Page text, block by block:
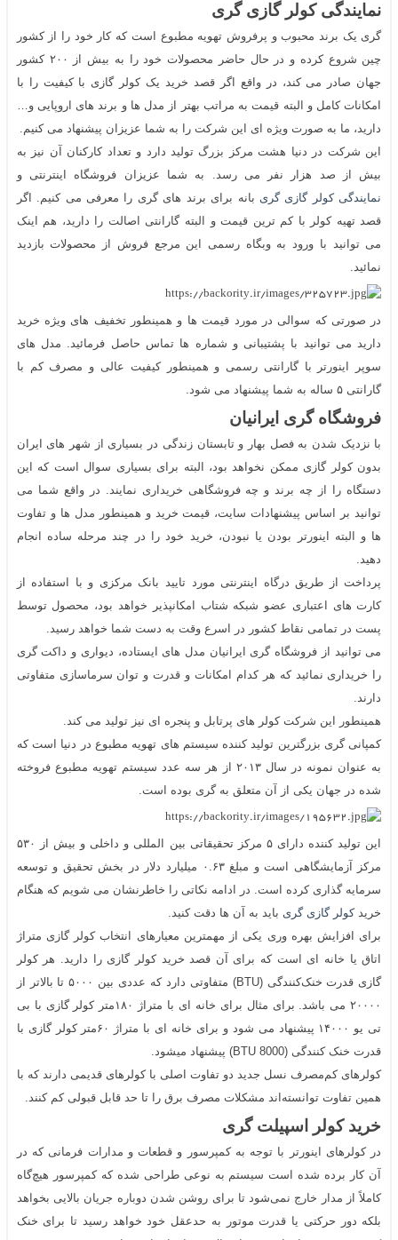
نمایندگی کولر گازی گری
گری یک برند محبوب و پرفروش تهویه مطبوع است که کار خود را از کشور
چین شروع کرده و در حال حاضر محصولات خود را به بیش از ۲۰۰ کشور
جهان صادر می کند، در واقع اگر قصد خرید یک کولر گازی با کیفیت را با
امکانات کامل و البته قیمت به مراتب بهتر از مدل ها و برند های اروپایی و…
دارید، ما به صورت ویژه ای این شرکت را به شما عزیزان پیشنهاد می کنیم.
این شرکت در دنیا هشت مرکز بزرگ تولید دارد و تعداد کارکنان آن نیز به
بیش از صد هزار نفر می رسد. به شما عزیزان فروشگاه اینترنتی و
نمایندگی کولر گازی گریبانه برای برند های گری را معرفی می کنیم. اگر
قصد تهیه کولر با کم ترین قیمت و البته گارانتی اصالت را دارید، هم اینک
می توانید با ورود به وبگاه رسمی این مرجع فروش از محصولات بازدید
نمائید.
در صورتی که سوالی در مورد قیمت ها و همینطور تخفیف های ویژه خرید
دارید می توانید با پشتیبانی و شماره ها تماس حاصل فرمائید. مدل های
سوپر اینورتر با گارانتی رسمی و همینطور کیفیت عالی و مصرف کم با
گارانتی ۵ ساله به شما پیشنهاد می شود.
فروشگاه گری ایرانیان
با نزدیک شدن به فصل بهار و تابستان زندگی در بسیاری از شهر های ایران
بدون کولر گازی ممکن نخواهد بود، البته برای بسیاری سوال است که این
دستگاه را از چه برند و چه فروشگاهی خریداری نمایند. در واقع شما می
توانید بر اساس پیشنهادات سایت، قیمت خرید و همینطور مدل ها و تفاوت
ها و البته اینورتر بودن یا نبودن، خرید خود را در چند مرحله ساده انجام
دهید.
پرداخت از طریق درگاه اینترنتی مورد تایید بانک مرکزی و با استفاده از
کارت های اعتباری عضو شبکه شتاب امکانپذیر خواهد بود، محصول توسط
پست در تمامی نقاط کشور در اسرع وقت به دست شما خواهد رسید.
می توانید از فروشگاه گری ایرانیان مدل های ایستاده، دیواری و داکت گری
را خریداری نمائید که هر کدام امکانات و قدرت و توان سرماسازی متفاوتی
دارند.
همینطور این شرکت کولر های پرتابل و پنجره ای نیز تولید می کند.
کمپانی گری بزرگترین تولید کننده سیستم های تهویه مطبوع در دنیا است که
به عنوان نمونه در سال ۲۰۱۳ از هر سه عدد سیستم تهویه مطبوع فروخته
شده در جهان یکی از آن متعلق به گری بوده است.
این تولید کننده دارای ۵ مرکز تحقیقاتی بین المللی و داخلی و بیش از ۵۳۰
مرکز آزمایشگاهی است و مبلغ ۰.۶۳ میلیارد دلار در بخش تحقیق و توسعه
سرمایه گذاری کرده است. در ادامه نکاتی را خاطرنشان می شویم که هنگام
خریدکولر گازی گریباید به آن ها دقت کنید.
برای افزایش بهره وری یکی از مهمترین معیارهای انتخاب کولر گازی متراژ
اتاق یا خانه ای است که برای آن قصد خرید کولر گازی را دارید. هر کولر
گازی قدرت خنک‌کنندگی (BTU) متفاوتی دارد که عددی بین ۵۰۰۰ تا بالاتر از
۲۰۰۰۰ می باشد. برای مثال برای خانه ای با متراژ ۱۸۰متر کولر گازی با بی
تی یو ۱۴۰۰۰ پیشنهاد می شود و برای خانه ای با متراژ ۶۰متر کولر گازی با
قدرت خنک کنندگی (BTU 8000) پیشنهاد میشود.
کولرهای کم‌مصرف نسل جدید دو تفاوت اصلی با کولرهای قدیمی دارند که با
همین تفاوت توانسته‌اند مشکلات مصرف برق را تا حد قابل قبولی کم کنند.
خرید کولر اسپیلت گری
در کولرهای اینورتر با توجه به کمپرسور و قطعات و مدارات فرمانی که در
آن کار برده شده است سیستم به نوعی طراحی شده که کمپرسور هیچ‌گاه
کاملاً از مدار خارج نمی‌شود تا برای روشن شدن دوباره جریان بالایی بخواهد
بلکه دور حرکتی یا قدرت موتور به حدعقل خود خواهد رسید تا برای خنک